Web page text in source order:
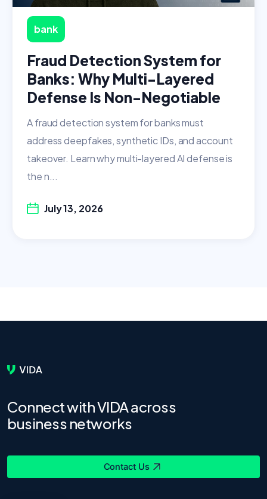
bank
Fraud Detection System for
Banks: Why Multi-Layered
Defense Is Non-Negotiable
A fraud detection system for banks must
address deepfakes, synthetic IDs, and account
takeover. Learn why multi-layered AI defense is
the n...
July 13, 2026
Connect with VIDA across
business networks
Contact Us